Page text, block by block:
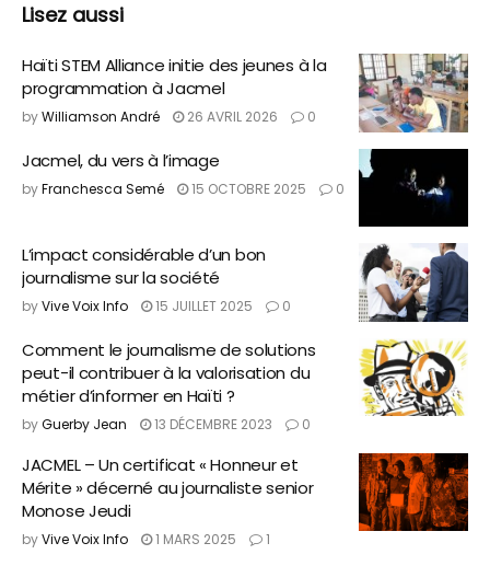
Lisez aussi
Haïti STEM Alliance initie des jeunes à la
programmation à Jacmel
byWilliamson André 26 AVRIL 2026 0
Jacmel, du vers à l’image
byFranchesca Semé 15 OCTOBRE 2025 0
L’impact considérable d’un bon
journalisme sur la société
byVive Voix Info 15 JUILLET 2025 0
Comment le journalisme de solutions
peut-il contribuer à la valorisation du
métier d’informer en Haïti ?
byGuerby Jean 13 DÉCEMBRE 2023 0
JACMEL – Un certificat « Honneur et
Mérite » décerné au journaliste senior
Monose Jeudi
byVive Voix Info 1 MARS 2025 1